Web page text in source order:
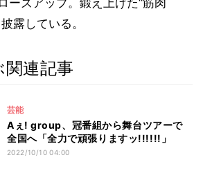
ーズアップ。鍛え上げた“筋肉
露している。
連記事
芸能
Aぇ! group、冠番組から舞台ツアーで
全国へ「全力で頑張りますッ!!!!!!」
2022/10/10 04:00